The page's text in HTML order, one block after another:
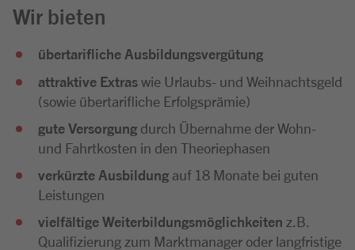
Wir bieten
übertarifliche Ausbildungsvergütung
attraktive Extraswie Urlaubs- und Weihnachtsgeld
(sowie übertarifliche Erfolgsprämie)
gute Versorgung durch Übernahme der Wohn-
und Fahrtkosten in den Theoriephasen
verkürzte Ausbildung auf 18 Monate bei guten
Leistungen
vielfältige Weiterbildungsmöglichkeiten z.B.
Qualifizierung zum Marktmanager oder langfristige